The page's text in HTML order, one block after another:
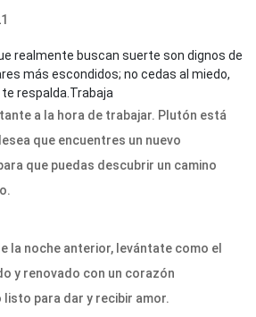
realmente buscan suerte son dignos de
más escondidos; no cedas al miedo,
respalda.Trabaja
a la hora de trabajar. Plutón está
que encuentres un nuevo
que puedas descubrir un camino
la noche anterior, levántate como el
y renovado con un corazón
para dar y recibir amor.